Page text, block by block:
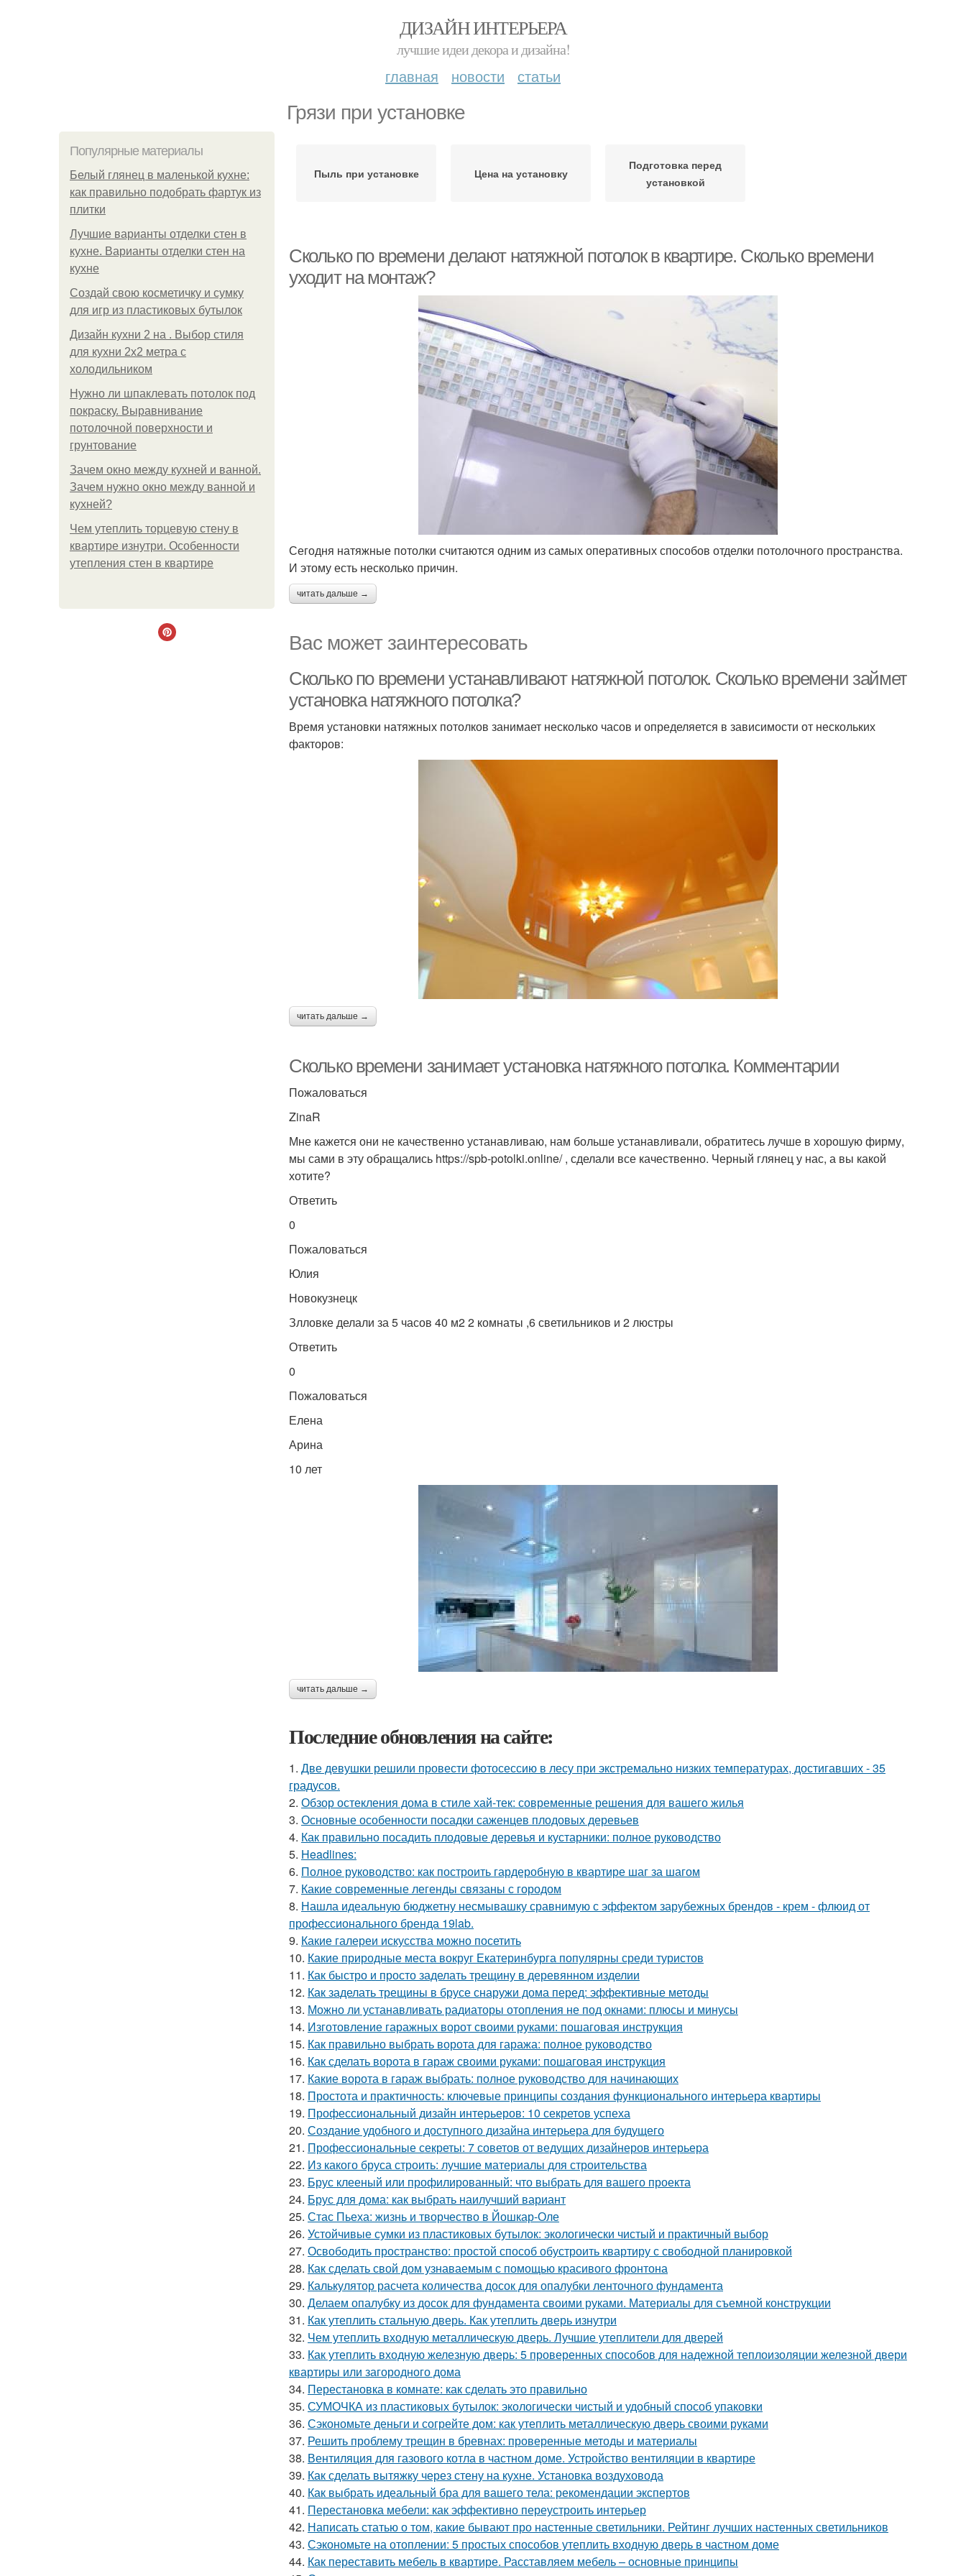
ДИЗАЙН ИНТЕРЬЕРА
лучшие идеи декора и дизайна!
главная новости статьи
Грязи при установке
Популярные материалы
Белый глянец в маленькой кухне:
как правильно подобрать фартук из
плитки
Лучшие варианты отделки стен в
кухне. Варианты отделки стен на
кухне
Создай свою косметичку и сумку
для игр из пластиковых бутылок
Дизайн кухни 2 на . Выбор стиля
для кухни 2х2 метра с
холодильником
Нужно ли шпаклевать потолок под
покраску. Выравнивание
потолочной поверхности и
грунтование
Зачем окно между кухней и ванной.
Зачем нужно окно между ванной и
кухней?
Чем утеплить торцевую стену в
квартире изнутри. Особенности
утепления стен в квартире
Пыль при установке Цена на установку
Подготовка перед
установкой
Сколько по времени делают натяжной потолок в квартире. Сколько времени
уходит на монтаж?
Сегодня натяжные потолки считаются одним из самых оперативных способов отделки потолочного пространства.
И этому есть несколько причин.
читать дальше →
Вас может заинтересовать
Сколько по времени устанавливают натяжной потолок. Сколько времени займет
установка натяжного потолка?
Время установки натяжных потолков занимает несколько часов и определяется в зависимости от нескольких
факторов:
читать дальше →
Сколько времени занимает установка натяжного потолка. Комментарии
Пожаловаться
ZinaR
Мне кажется они не качественно устанавливаю, нам больше устанавливали, обратитесь лучше в хорошую фирму,
мы сами в эту обращались https://spb-potolki.online/ , сделали все качественно. Черный глянец у нас, а вы какой
хотите?
Ответить
0
Пожаловаться
Юлия
Новокузнецк
Злловке делали за 5 часов 40 м2 2 комнаты ,6 светильников и 2 люстры
Ответить
0
Пожаловаться
Елена
Арина
10 лет
читать дальше →
Последние обновления на сайте:
1. Две девушки решили провести фотосессию в лесу при экстремально низких температурах, достигавших - 35
градусов.
2. Обзор остекления дома в стиле хай-тек: современные решения для вашего жилья
3. Основные особенности посадки саженцев плодовых деревьев
4. Как правильно посадить плодовые деревья и кустарники: полное руководство
5. Headlines:
6. Полное руководство: как построить гардеробную в квартире шаг за шагом
7. Какие современные легенды связаны с городом
8. Нашла идеальную бюджетну несмывашку сравнимую с эффектом зарубежных брендов - крем - флюид от
профессионального бренда 19lab.
9. Какие галереи искусства можно посетить
10. Какие природные места вокруг Екатеринбурга популярны среди туристов
11. Как быстро и просто заделать трещину в деревянном изделии
12. Как заделать трещины в брусе снаружи дома перед: эффективные методы
13. Можно ли устанавливать радиаторы отопления не под окнами: плюсы и минусы
14. Изготовление гаражных ворот своими руками: пошаговая инструкция
15. Как правильно выбрать ворота для гаража: полное руководство
16. Как сделать ворота в гараж своими руками: пошаговая инструкция
17. Какие ворота в гараж выбрать: полное руководство для начинающих
18. Простота и практичность: ключевые принципы создания функционального интерьера квартиры
19. Профессиональный дизайн интерьеров: 10 секретов успеха
20. Создание удобного и доступного дизайна интерьера для будущего
21. Профессиональные секреты: 7 советов от ведущих дизайнеров интерьера
22. Из какого бруса строить: лучшие материалы для строительства
23. Брус клееный или профилированный: что выбрать для вашего проекта
24. Брус для дома: как выбрать наилучший вариант
25. Стас Пьеха: жизнь и творчество в Йошкар-Оле
26. Устойчивые сумки из пластиковых бутылок: экологически чистый и практичный выбор
27. Освободить пространство: простой способ обустроить квартиру с свободной планировкой
28. Как сделать свой дом узнаваемым с помощью красивого фронтона
29. Калькулятор расчета количества досок для опалубки ленточного фундамента
30. Делаем опалубку из досок для фундамента своими руками. Материалы для съемной конструкции
31. Как утеплить стальную дверь. Как утеплить дверь изнутри
32. Чем утеплить входную металлическую дверь. Лучшие утеплители для дверей
33. Как утеплить входную железную дверь: 5 проверенных способов для надежной теплоизоляции железной двери
квартиры или загородного дома
34. Перестановка в комнате: как сделать это правильно
35. СУМОЧКА из пластиковых бутылок: экологически чистый и удобный способ упаковки
36. Сэкономьте деньги и согрейте дом: как утеплить металлическую дверь своими руками
37. Решить проблему трещин в бревнах: проверенные методы и материалы
38. Вентиляция для газового котла в частном доме. Устройство вентиляции в квартире
39. Как сделать вытяжку через стену на кухне. Установка воздуховода
40. Как выбрать идеальный бра для вашего тела: рекомендации экспертов
41. Перестановка мебели: как эффективно переустроить интерьер
42. Написать статью о том, какие бывают про настенные светильники. Рейтинг лучших настенных светильников
43. Сэкономьте на отоплении: 5 простых способов утеплить входную дверь в частном доме
44. Как переставить мебель в квартире. Расставляем мебель – основные принципы